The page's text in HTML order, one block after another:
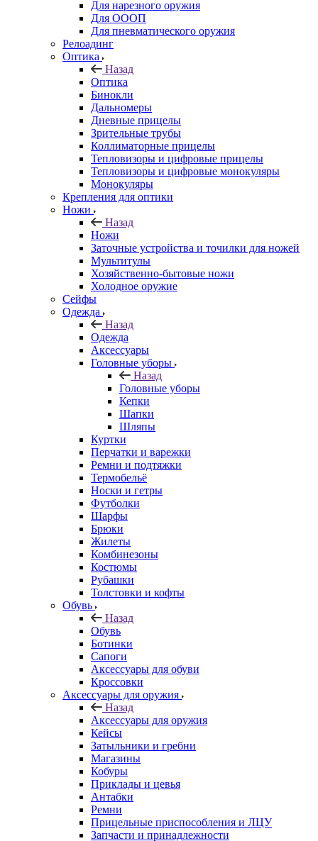
Для нарезного оружия
Для ОООП
Для пневматического оружия
Релоадинг
Оптика
Назад
Оптика
Бинокли
Дальномеры
Дневные прицелы
Зрительные трубы
Коллиматорные прицелы
Тепловизоры и цифровые прицелы
Тепловизоры и цифровые монокуляры
Монокуляры
Крепления для оптики
Ножи
Назад
Ножи
Заточные устройства и точилки для ножей
Мультитулы
Хозяйственно-бытовые ножи
Холодное оружие
Сейфы
Одежда
Назад
Одежда
Аксессуары
Головные уборы
Назад
Головные уборы
Кепки
Шапки
Шляпы
Куртки
Перчатки и варежки
Ремни и подтяжки
Термобельё
Носки и гетры
Футболки
Шарфы
Брюки
Жилеты
Комбинезоны
Костюмы
Рубашки
Толстовки и кофты
Обувь
Назад
Обувь
Ботинки
Сапоги
Аксессуары для обуви
Кроссовки
Аксессуары для оружия
Назад
Аксессуары для оружия
Кейсы
Затыльники и гребни
Магазины
Кобуры
Приклады и цевья
Антабки
Ремни
Прицельные приспособления и ЛЦУ
Запчасти и принадлежности